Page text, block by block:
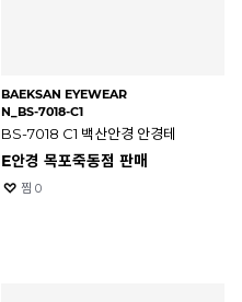
BAEKSAN EYEWEAR
N_BS-7018-C1
BS-7018 C1 백산안경 안경테
E안경 목포죽동점 판매
찜 0